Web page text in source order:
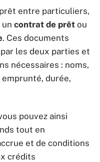
entre particuliers,
contrat de prêt ou
. Ces documents
les deux parties et
nécessaires : noms,
durée,
pouvez ainsi
tout en
et de conditions
crédits